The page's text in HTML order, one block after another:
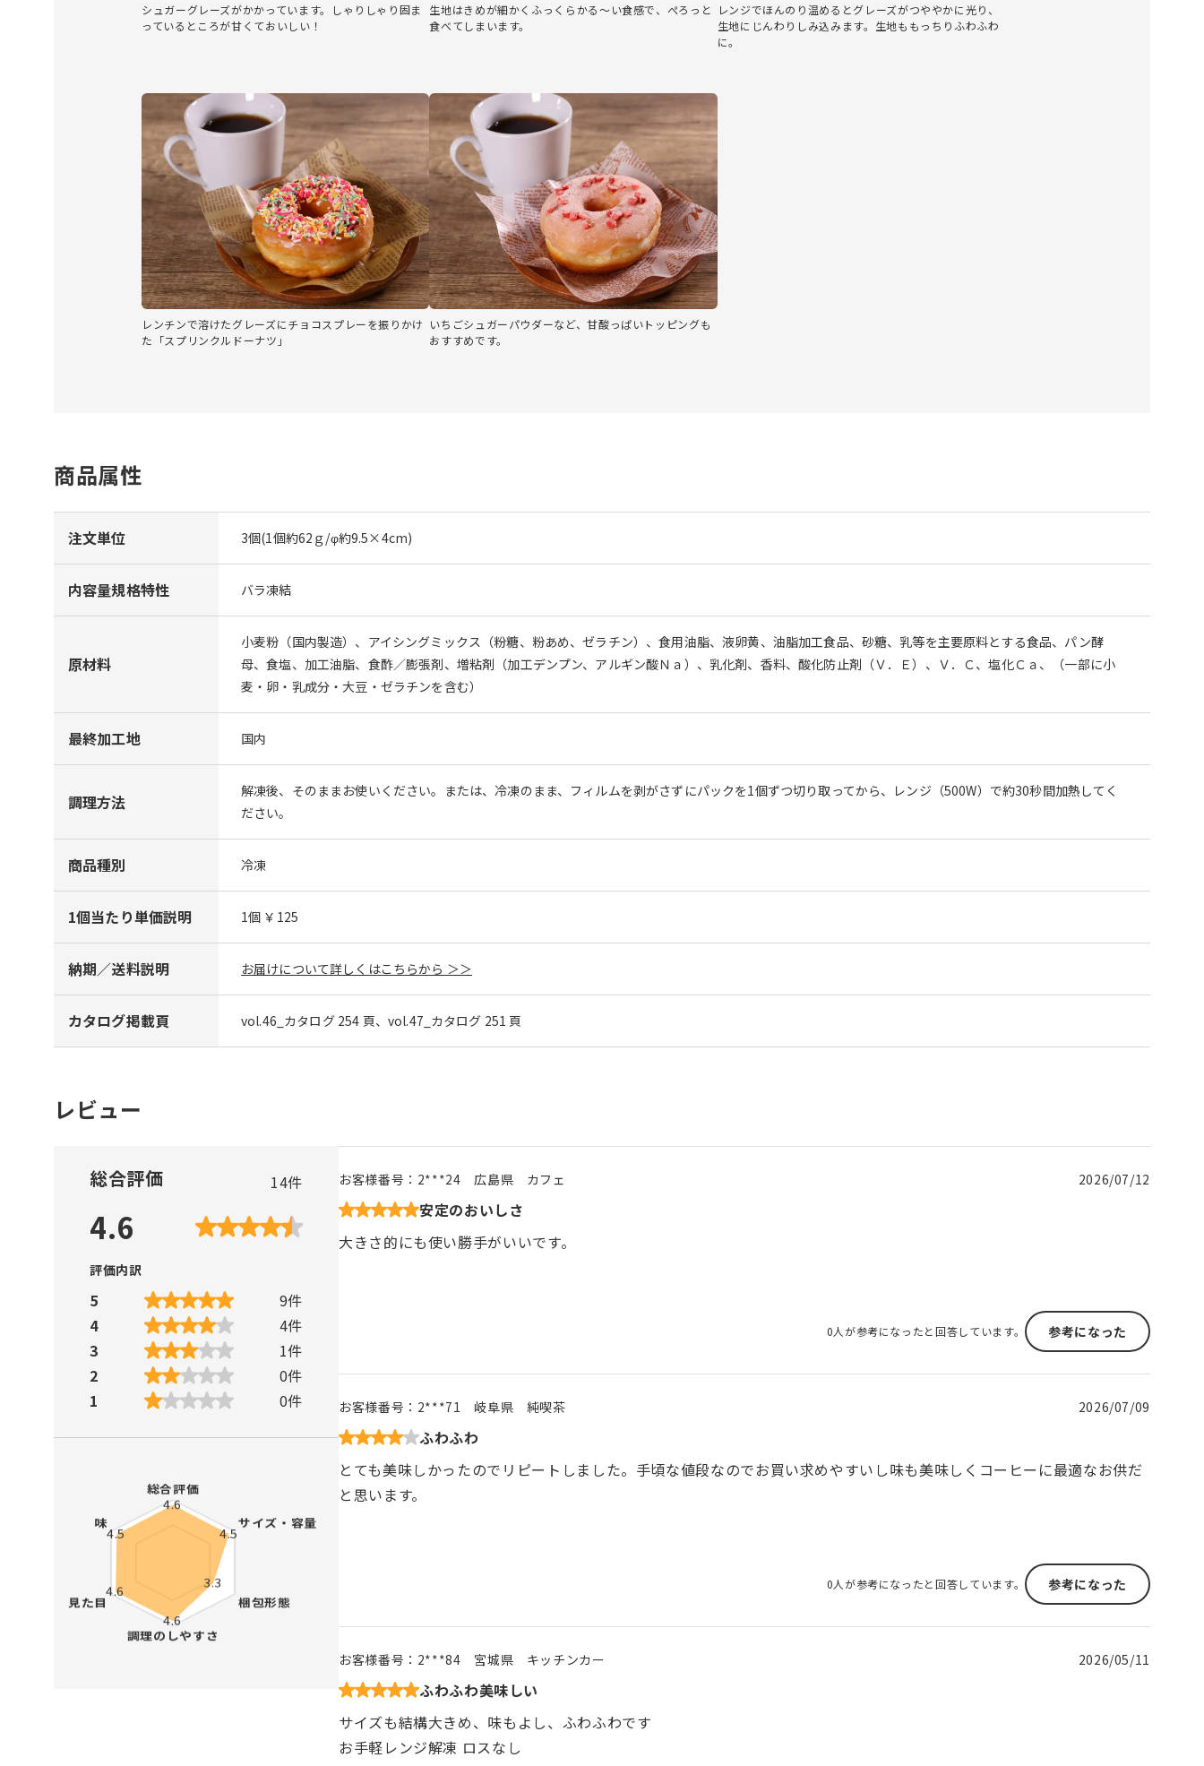
シュガーグレーズがかかっています。しゃりしゃり固ま
っているところが甘くておいしい！
生地はきめが細かくふっくらかる～い食感で、ぺろっと
食べてしまいます。
レンジでほんのり温めるとグレーズがつややかに光り、
生地にじんわりしみ込みます。生地ももっちりふわふわ
に。
レンチンで溶けたグレーズにチョコスプレーを振りかけ
た「スプリンクルドーナツ」
いちごシュガーパウダーなど、甘酸っぱいトッピングも
おすすめです。
商品属性
注文単位 3個(1個約62ｇ/φ約9.5×4cm)
内容量規格特性 バラ凍結
原材料
小麦粉（国内製造）、アイシングミックス（粉糖、粉あめ、ゼラチン）、食用油脂、液卵黄、油脂加工食品、砂糖、乳等を主要原料とする食品、パン酵
母、食塩、加工油脂、食酢／膨張剤、増粘剤（加工デンプン、アルギン酸Ｎａ）、乳化剤、香料、酸化防止剤（Ｖ．Ｅ）、Ｖ．Ｃ、塩化Ｃａ、（一部に小
麦・卵・乳成分・大豆・ゼラチンを含む）
最終加工地 国内
調理方法
解凍後、そのままお使いください。または、冷凍のまま、フィルムを剥がさずにパックを1個ずつ切り取ってから、レンジ（500W）で約30秒間加熱してく
ださい。
商品種別 冷凍
1個当たり単価説明 1個 ￥125
納期／送料説明 お届けについて詳しくはこちらから ＞＞
カタログ掲載頁 vol.46_カタログ 254 頁、vol.47_カタログ 251 頁
レビュー
総合評価 14件
4.6
評価内訳
5 9件
4
4件
3
1件
2
0件
1
0件
お客様番号： 2***24 広島県 カフェ 2026/07/12
安定のおいしさ
大きさ的にも使い勝手がいいです。
0人が参考になったと回答しています。 参考になった
お客様番号： 2***71 岐阜県 純喫茶 2026/07/09
ふわふわ
とても美味しかったのでリピートしました。手頃な値段なのでお買い求めやすいし味も美味しくコーヒーに最適なお供だ
と思います。
0人が参考になったと回答しています。 参考になった
お客様番号： 2***84 宮城県 キッチンカー 2026/05/11
ふわふわ美味しい
サイズも結構大きめ、味もよし、ふわふわです
お手軽レンジ解凍 ロスなし